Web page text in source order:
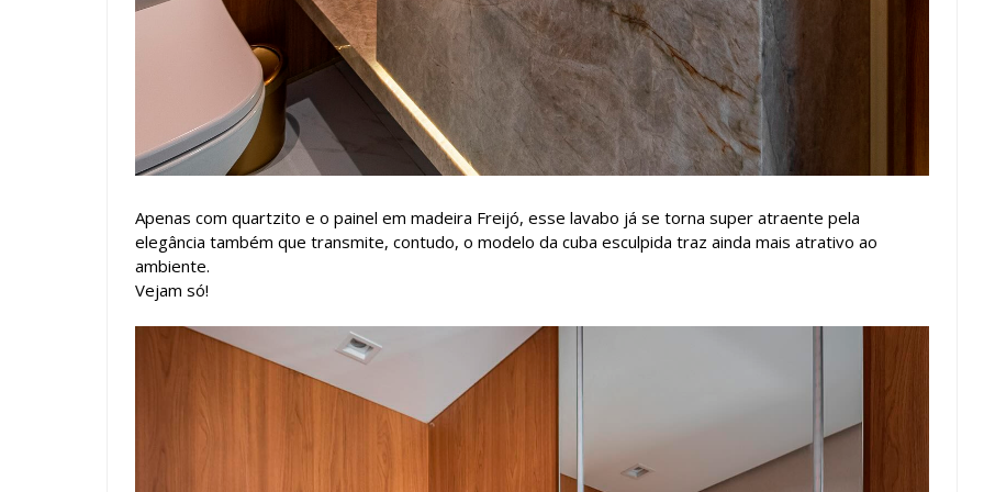
Apenas com quartzito e o painel em madeira Freijó, esse lavabo já se torna super atraente pela
elegância também que transmite, contudo, o modelo da cuba esculpida traz ainda mais atrativo ao
ambiente.
Vejam só!